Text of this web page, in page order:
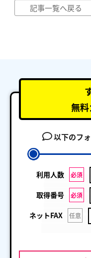
記事一覧へ戻る
無料
以下のフ
利用人数 必須
取得番号 必須
ネットFAX 任意